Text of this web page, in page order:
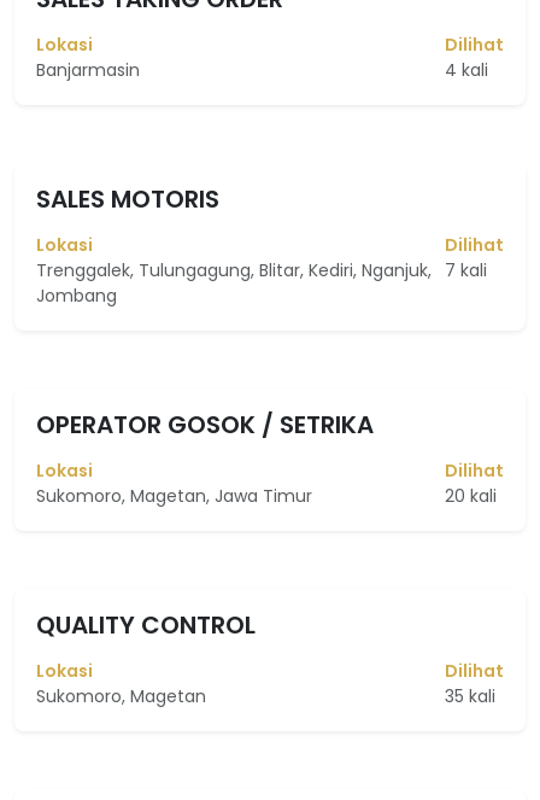
Lokasi
Banjarmasin
Dilihat
4 kali
SALES MOTORIS
Lokasi
Trenggalek, Tulungagung, Blitar, Kediri, Nganjuk,
Jombang
Dilihat
7 kali
OPERATOR GOSOK / SETRIKA
Lokasi
Sukomoro, Magetan, Jawa Timur
Dilihat
20 kali
QUALITY CONTROL
Lokasi
Sukomoro, Magetan
Dilihat
35 kali